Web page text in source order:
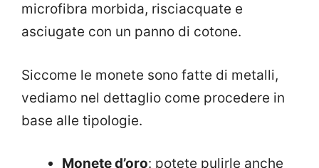
microfibra morbida, risciacquate e
asciugate con un panno di cotone.
Siccome le monete sono fatte di metalli,
vediamo nel dettaglio come procedere in
base alle tipologie.
Monete d’oro: potete pulirle anche